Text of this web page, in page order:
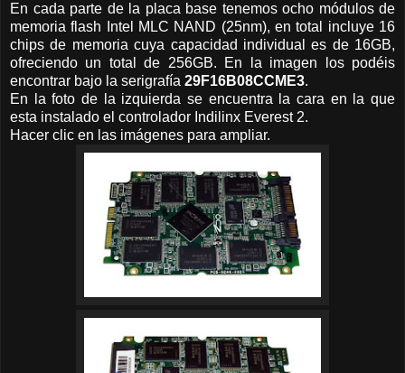
En cada parte de la placa base tenemos ocho módulos de
memoria flash Intel MLC NAND (25nm), en total incluye 16
chips de memoria cuya capacidad individual es de 16GB,
ofreciendo un total de 256GB. En la imagen los podéis
encontrar bajo la serigrafía 29F16B08CCME3.
En la foto de la izquierda se encuentra la cara en la que
esta instalado el controlador Indilinx Everest 2.
Hacer clic en las imágenes para ampliar.